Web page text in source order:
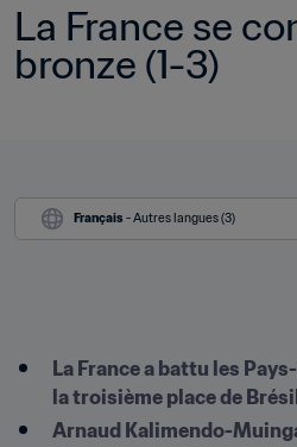
La France se
bronze (1-3)
Français - Autres langues (3)
La France a battu les
la troisième place de
Arnaud Kalimendo-